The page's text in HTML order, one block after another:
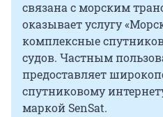
связана с морским
оказывает услугу
комплексные
судов. Частным
предоставляет
спутниковому
маркой SenSat.